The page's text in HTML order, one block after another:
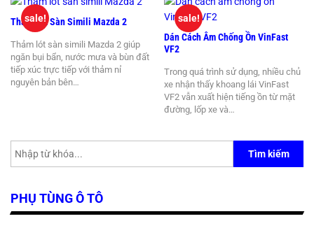
Thảm Lót Sàn Simili Mazda 2
Thảm lót sàn simili Mazda 2 giúp
ngăn bụi bẩn, nước mưa và bùn đất
tiếp xúc trực tiếp với thảm nỉ
nguyên bản bên…
sale!
Dán Cách Âm Chống Ồn VinFast
VF2
Trong quá trình sử dụng, nhiều chủ
xe nhận thấy khoang lái VinFast
VF2 vẫn xuất hiện tiếng ồn từ mặt
đường, lốp xe và…
sale!
Tìm kiếm
PHỤ TÙNG Ô TÔ